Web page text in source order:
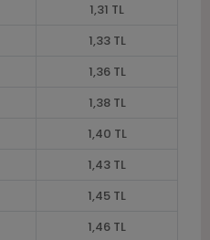
1,31 TL
1,33 TL
1,36 TL
1,38 TL
1,40 TL
1,43 TL
1,45 TL
1,46 TL